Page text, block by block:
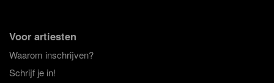
Voor artiesten
Waarom inschrijven?
Schrijf je in!